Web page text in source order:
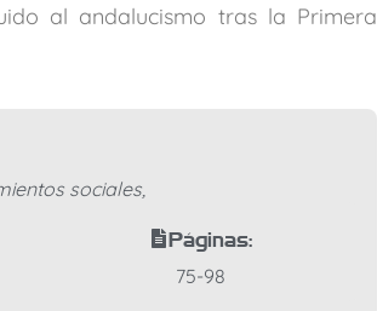
al andalucismo tras la Primera
sociales,
Páginas:
75-98